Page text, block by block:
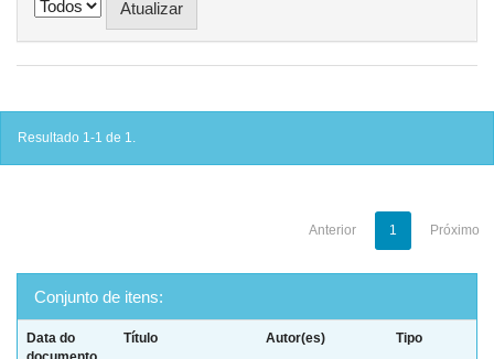
Resultado 1-1 de 1.
Anterior 1 Próximo
Conjunto de itens:
Data do
Título Autor(es) Tipo